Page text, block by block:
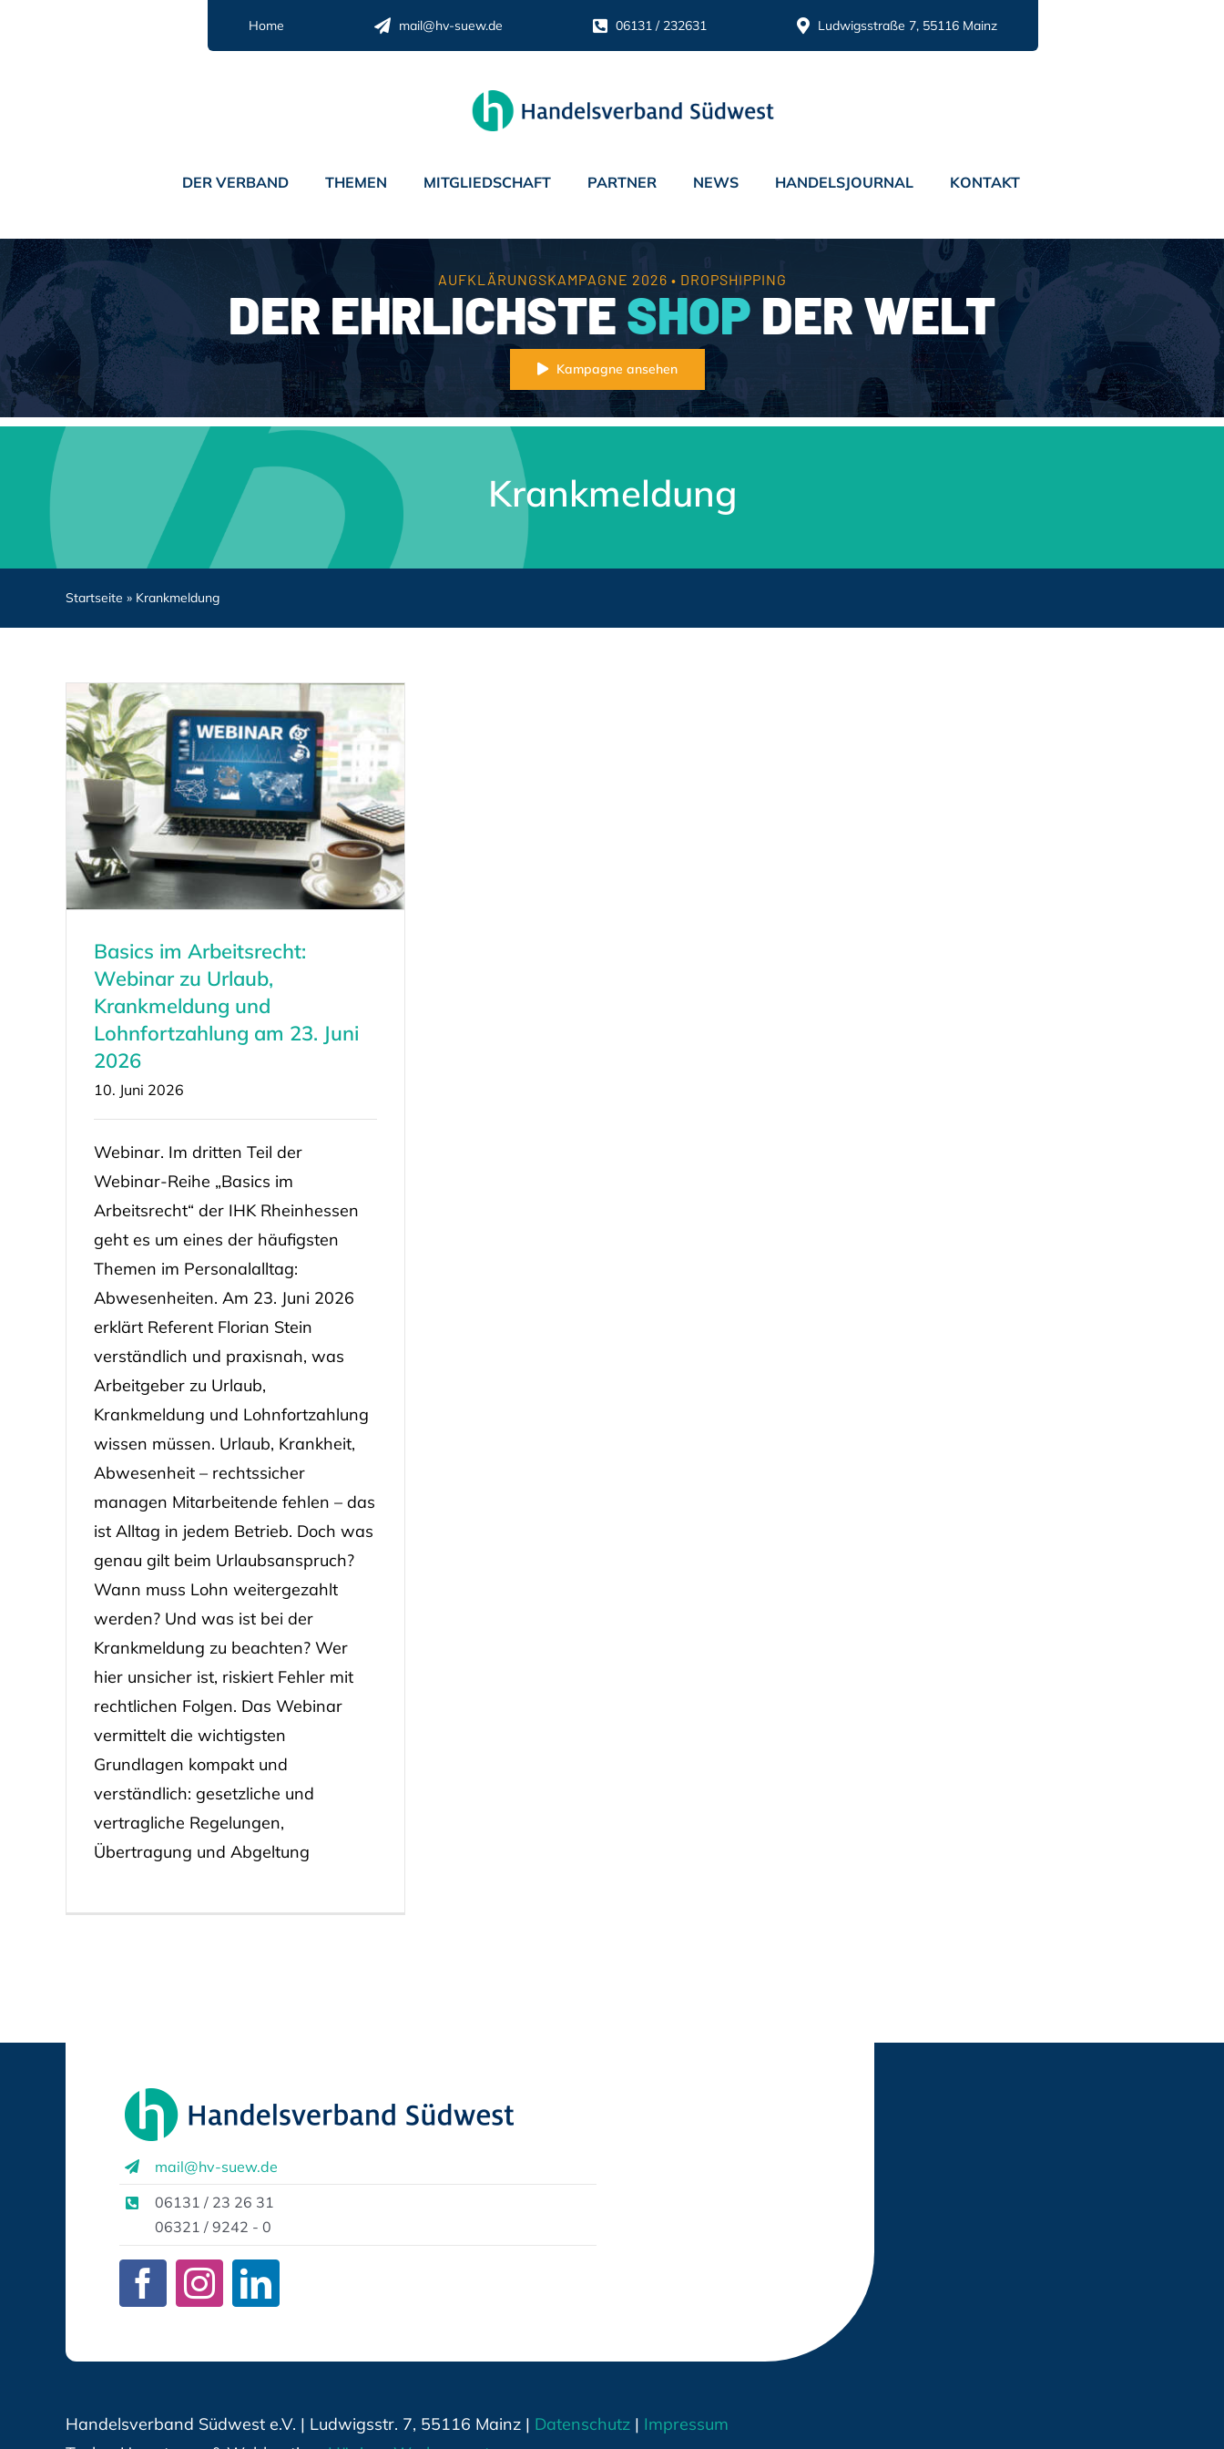
Home mail@hv-suew.de 06131 / 232631 Ludwigsstraße 7, 55116 Mainz
DER VERBAND THEMEN MITGLIEDSCHAFT PARTNER NEWS HANDELSJOURNAL KONTAKT
AUFKLÄRUNGSKAMPAGNE 2026 • DROPSHIPPING
DER EHRLICHSTESHOP DER WELT
Kampagne ansehen
Krankmeldung
Startseite » Krankmeldung
Basics im Arbeitsrecht:
Webinar zu Urlaub,
Krankmeldung und
Lohnfortzahlung am 23. Juni
2026
10. Juni 2026
Webinar. Im dritten Teil der
Webinar-Reihe „Basics im
Arbeitsrecht“ der IHK Rheinhessen
geht es um eines der häufigsten
Themen im Personalalltag:
Abwesenheiten. Am 23. Juni 2026
erklärt Referent Florian Stein
verständlich und praxisnah, was
Arbeitgeber zu Urlaub,
Krankmeldung und Lohnfortzahlung
wissen müssen. Urlaub, Krankheit,
Abwesenheit – rechtssicher
managen Mitarbeitende fehlen – das
ist Alltag in jedem Betrieb. Doch was
genau gilt beim Urlaubsanspruch?
Wann muss Lohn weitergezahlt
werden? Und was ist bei der
Krankmeldung zu beachten? Wer
hier unsicher ist, riskiert Fehler mit
rechtlichen Folgen. Das Webinar
vermittelt die wichtigsten
Grundlagen kompakt und
verständlich: gesetzliche und
vertragliche Regelungen,
Übertragung und Abgeltung
mail@hv-suew.de
06131 / 23 26 31
06321 / 9242 - 0
Handelsverband Südwest e.V. | Ludwigsstr. 7, 55116 Mainz | Datenschutz| Impressum